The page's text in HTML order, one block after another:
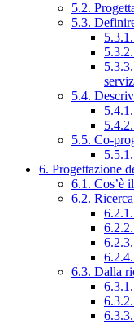
5.2.
5.3.
5.4.
5.5. Co-
6. Progettazione
6.1. Cos’è
6.2.
6.3. Dalla